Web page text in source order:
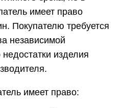
имеет право
Покупателю требуется
независимой
изделия
имеет право: